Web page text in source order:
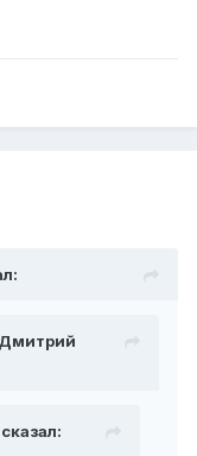
Дмитрий